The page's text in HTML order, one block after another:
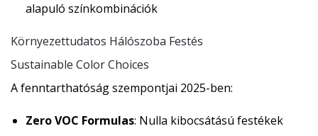
alapuló színkombinációk
Környezettudatos Hálószoba Festés
Sustainable Color Choices
A fenntarthatóság szempontjai 2025-ben:
Zero VOC Formulas: Nulla kibocsátású festékek